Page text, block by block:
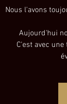
Nous l'avons
Aujourd'hui
C'est avec